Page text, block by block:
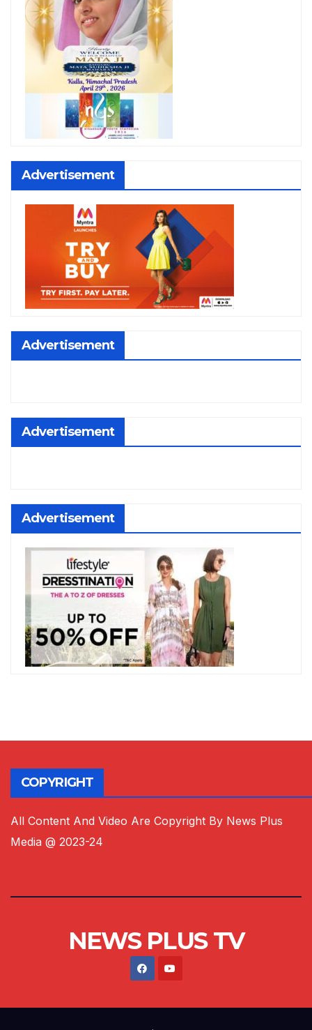
Advertisement
Advertisement
Advertisement
Advertisement
COPYRIGHT
All Content And Video Are Copyright By News Plus
Media @ 2023-24
NEWS PLUS TV